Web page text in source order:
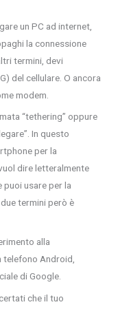
un PC ad internet,
la connessione
termini, devi
del cellulare. O ancora
modem.
“tethering” oppure
In questo
per la
dire letteralmente
puoi usare per la
termini però è
alla
telefono Android,
di Google.
che il tuo